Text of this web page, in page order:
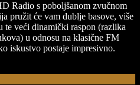
Radio s poboljšanom zvučnom
pružit će vam dublje basove, više
te veći dinamički raspon (razlika
u odnosu na klasične FM
iskustvo postaje impresivno.